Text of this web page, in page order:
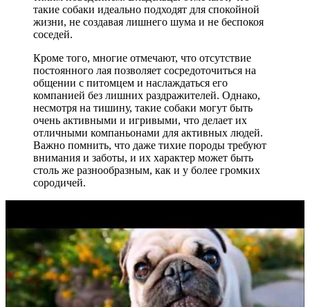
такие собаки идеально подходят для спокойной
жизни, не создавая лишнего шума и не беспокоя
соседей.
Кроме того, многие отмечают, что отсутствие
постоянного лая позволяет сосредоточиться на
общении с питомцем и наслаждаться его
компанией без лишних раздражителей. Однако,
несмотря на тишину, такие собаки могут быть
очень активными и игривыми, что делает их
отличными компаньонами для активных людей.
Важно помнить, что даже тихие породы требуют
внимания и заботы, и их характер может быть
столь же разнообразным, как и у более громких
сородичей.